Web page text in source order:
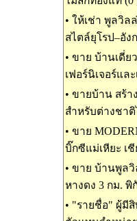
• ให้เช่า พูลวิล
สไตล์ยุโรป–อั
• ขาย บ้านเดี่ย
เฟอร์นิเจอร์แล
• ขายบ้าน สร้า
สำหรับต่างชาติ
• ขาย
บิ๊กซีแม่เหียะ เชี
• ขาย บ้านพูลวิ
หางดง 3 กม. พิ
• "รายชื่อ" ผู้มีสิ